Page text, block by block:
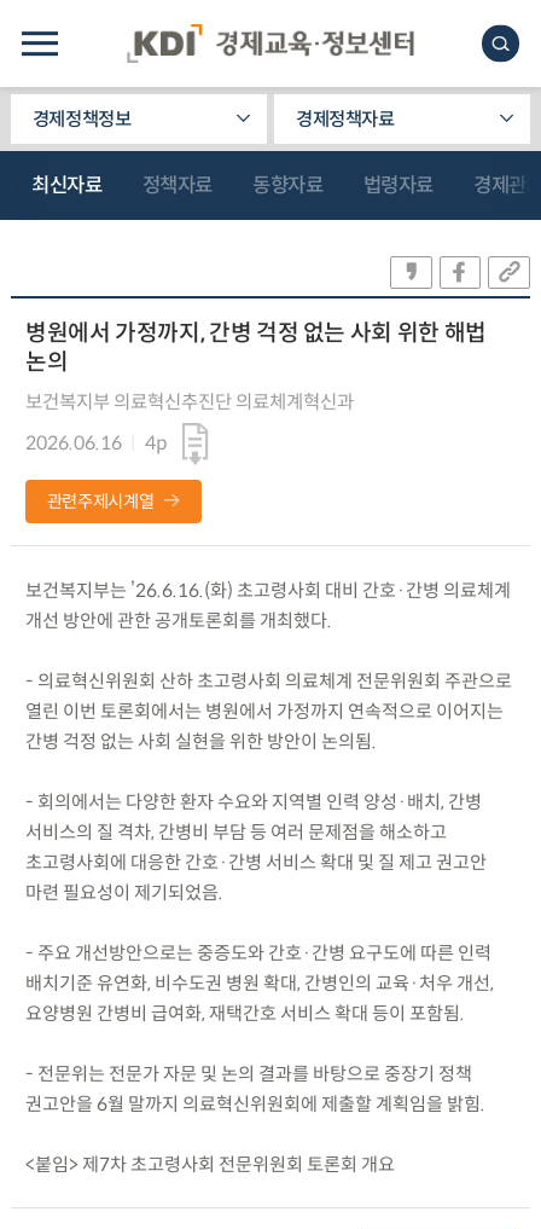
경제정책정보 경제정책자료
최신자료 정책자료 동향자료 법령자료 경제관
병원에서 가정까지, 간병 걱정 없는 사회 위한 해법
논의
보건복지부 의료혁신추진단 의료체계혁신과
2026.06.16
4p
관련주제시계열
보건복지부는 ’26.6.16.(화) 초고령사회 대비 간호·간병 의료체계
개선 방안에 관한 공개토론회를 개최했다.
- 의료혁신위원회 산하 초고령사회 의료체계 전문위원회 주관으로
열린 이번 토론회에서는 병원에서 가정까지 연속적으로 이어지는
간병 걱정 없는 사회 실현을 위한 방안이 논의됨.
- 회의에서는 다양한 환자 수요와 지역별 인력 양성·배치, 간병
서비스의 질 격차, 간병비 부담 등 여러 문제점을 해소하고
초고령사회에 대응한 간호·간병 서비스 확대 및 질 제고 권고안
마련 필요성이 제기되었음.
- 주요 개선방안으로는 중증도와 간호·간병 요구도에 따른 인력
배치기준 유연화, 비수도권 병원 확대, 간병인의 교육·처우 개선,
요양병원 간병비 급여화, 재택간호 서비스 확대 등이 포함됨.
- 전문위는 전문가 자문 및 논의 결과를 바탕으로 중장기 정책
권고안을 6월 말까지 의료혁신위원회에 제출할 계획임을 밝힘.
<붙임> 제7차 초고령사회 전문위원회 토론회 개요